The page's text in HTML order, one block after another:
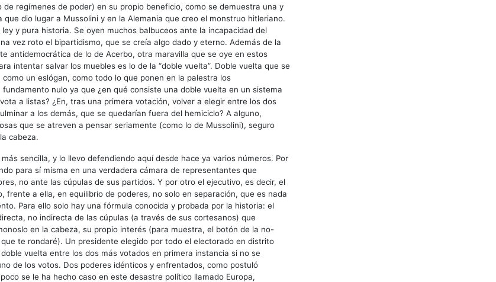
de regímenes de poder) en su propio beneficio, como se demuestra una y
que dio lugar a Mussolini y en la Alemania que creo el monstruo hitleriano.
y pura historia. Se oyen muchos balbuceos ante la incapacidad del
vez roto el bipartidismo, que se creía algo dado y eterno. Además de la
antidemocrática de lo de Acerbo, otra maravilla que se oye en estos
intentar salvar los muebles es lo de la “doble vuelta”. Doble vuelta que se
como un eslógan, como todo lo que ponen en la palestra los
nulo ya que ¿en qué consiste una doble vuelta en un sistema
a listas? ¿En, tras una primera votación, volver a elegir entre los dos
a los demás, que se quedarían fuera del hemiciclo? A alguno,
que se atreven a pensar seriamente (como lo de Mussolini), seguro
cabeza.
sencilla, y lo llevo defendiendo aquí desde hace ya varios números. Por
para sí misma en una verdadera cámara de representantes que
no ante las cúpulas de sus partidos. Y por otro el ejecutivo, es decir, el
frente a ella, en equilibrio de poderes, no solo en separación, que es nada
Para ello solo hay una fórmula conocida y probada por la historia: el
no indirecta de las cúpulas (a través de sus cortesanos) que
en la cabeza, su propio interés (para muestra, el botón de la no-
te rondaré). Un presidente elegido por todo el electorado en distrito
vuelta entre los dos más votados en primera instancia si no se
de los votos. Dos poderes idénticos y enfrentados, como postuló
se le ha hecho caso en este desastre político llamado Europa,